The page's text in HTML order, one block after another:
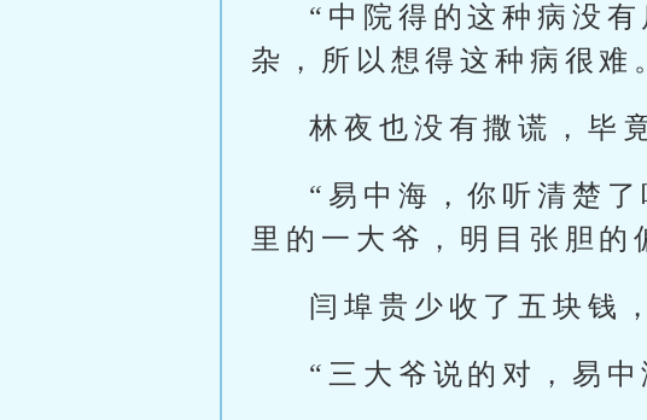
“中院得的这种病没
杂，所以想得这种病很难
林夜也没有撒谎，毕
“易中海，你听清楚
里的一大爷，明目张胆的
闫埠贵少收了五块钱
“三大爷说的对，易